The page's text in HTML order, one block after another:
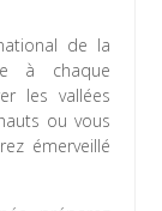
de la
à chaque
les vallées
ou vous
émerveillé